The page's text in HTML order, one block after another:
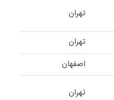
تهران
تهران
اصفهان
تهران